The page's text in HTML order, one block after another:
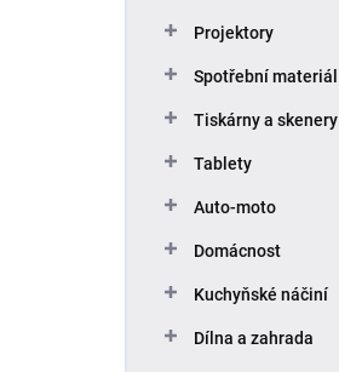
Projektory
Spotřební materiál
Tiskárny a skenery
Tablety
Auto-moto
Domácnost
Kuchyňské náčiní
Dílna a zahrada